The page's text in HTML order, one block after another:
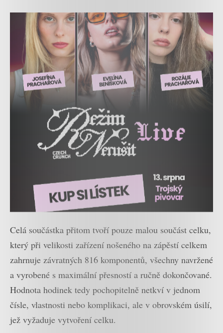
Celá součástka přitom tvoří pouze malou součást celku,
který při velikosti zařízení nošeného na zápěstí celkem
zahrnuje závratných 816 komponentů, všechny navržené
a vyrobené s maximální přesností a ručně dokončované.
Hodnota hodinek tedy pochopitelně netkví v jednom
čísle, vlastnosti nebo komplikaci, ale v obrovském úsilí,
jež vyžaduje vytvoření celku.